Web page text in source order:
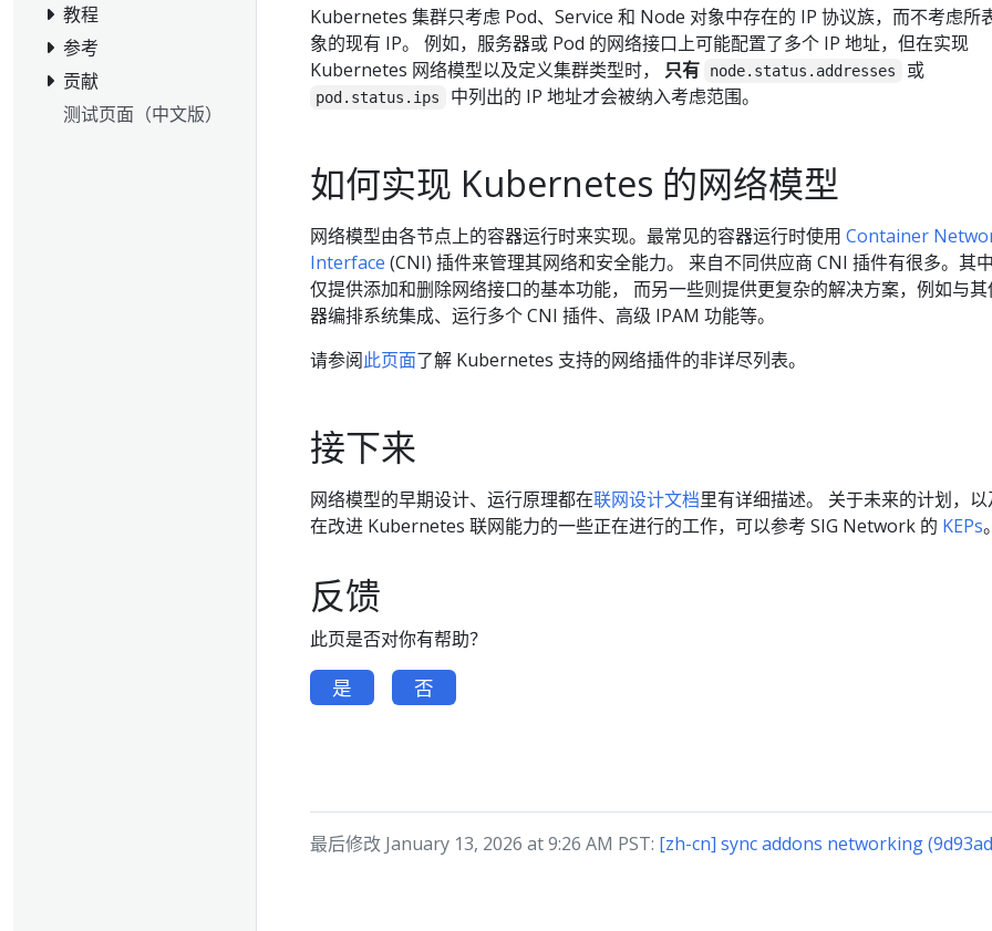
教程
参考
贡献
测试页面（中文版）
Kubernetes 集群只考虑 Pod、Service 和 Node 对象中存在的 IP 协议族，而不考虑所
象的现有 IP。 例如，服务器或 Pod 的网络接口上可能配置了多个 IP 地址，但在实现
Kubernetes 网络模型以及定义集群类型时， 只有 node.status.addresses 或
pod.status.ips 中列出的 IP 地址才会被纳入考虑范围。
如何实现 Kubernetes 的网络模型
网络模型由各节点上的容器运行时来实现。最常见的容器运行时使用 Container
Interface (CNI) 插件来管理其网络和安全能力。 来自不同供应商 CNI 插件有很多。其
仅提供添加和删除网络接口的基本功能， 而另一些则提供更复杂的解决方案，例如与
器编排系统集成、运行多个 CNI 插件、高级 IPAM 功能等。
请参阅此页面了解 Kubernetes 支持的网络插件的非详尽列表。
接下来
网络模型的早期设计、运行原理都在联网设计文档里有详细描述。 关于未来的计划，
在改进 Kubernetes 联网能力的一些正在进行的工作，可以参考 SIG Network 的 KEPs
反馈
此页是否对你有帮助？
是 否
最后修改 January 13, 2026 at 9:26 AM PST: [zh-cn] sync addons networking